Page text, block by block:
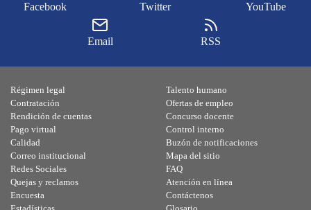
Facebook Twitter YouTube
Email RSS
Régimen legal
Contratación
Rendición de cuentas
Pago virtual
Calidad
Talento humano
Ofertas de empleo
Concurso docente
Control interno
Buzón de notificaciones
Correo institucional
Redes Sociales
Quejas y reclamos
Encuesta
Mapa del sitio
FAQ
Atención en línea
Contáctenos